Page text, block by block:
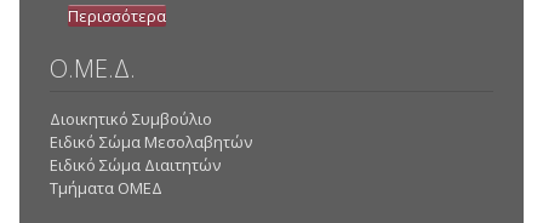
Περισσότερα
Ο.ΜΕ.Δ.
Διοικητικό Συμβούλιο
Ειδικό Σώμα Μεσολαβητών
Ειδικό Σώμα Διαιτητών
Τμήματα ΟΜΕΔ